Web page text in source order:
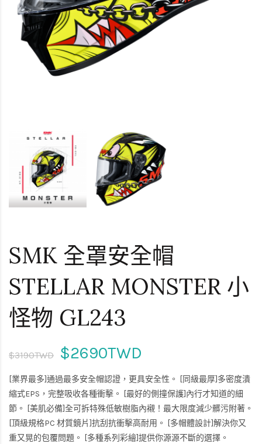
SMK 全罩安全帽
STELLAR MONSTER 小
怪物 GL243
$3190TWD $2690TWD
[業界最多]通過最多安全帽認證，更具安全性。 [同級最厚]多密度潰
縮式EPS，完整吸收各種衝擊。 [最好的側撞保護]內行才知道的細
節。 [美肌必備]全可拆特殊低敏樹脂內襯！最大限度減少髒污附著。
[頂級規格PC 材質鏡片]抗刮抗衝擊高耐用。 [多帽體設計]解決你又
重又晃的包覆問題。 [多種系列彩繪]提供你源源不斷的選擇。